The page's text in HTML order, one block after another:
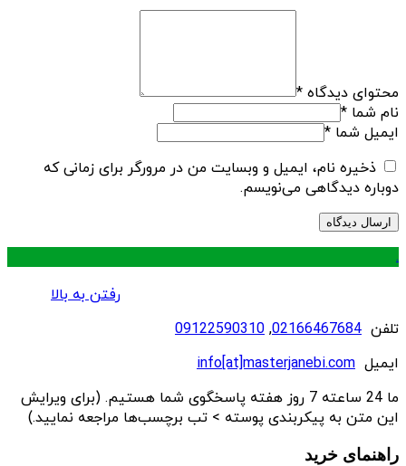
محتوای دیدگاه *
نام شما *
ایمیل شما *
ذخیره نام، ایمیل و وبسایت من در مرورگر برای زمانی که
دوباره دیدگاهی می‌نویسم.
.
رفتن به بالا
تلفن 02166467684
,
09122590310
ایمیل info[at]masterjanebi.com
ما 24 ساعته 7 روز هفته پاسخگوی شما هستیم. (برای ویرایش
این متن به پیکربندی پوسته > تب برچسب‌ها مراجعه نمایید.)
راهنمای خرید